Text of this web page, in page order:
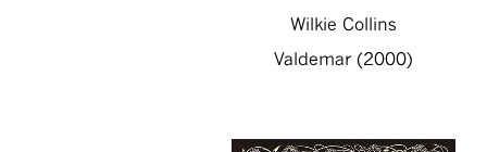
Wilkie Collins
Valdemar (2000)